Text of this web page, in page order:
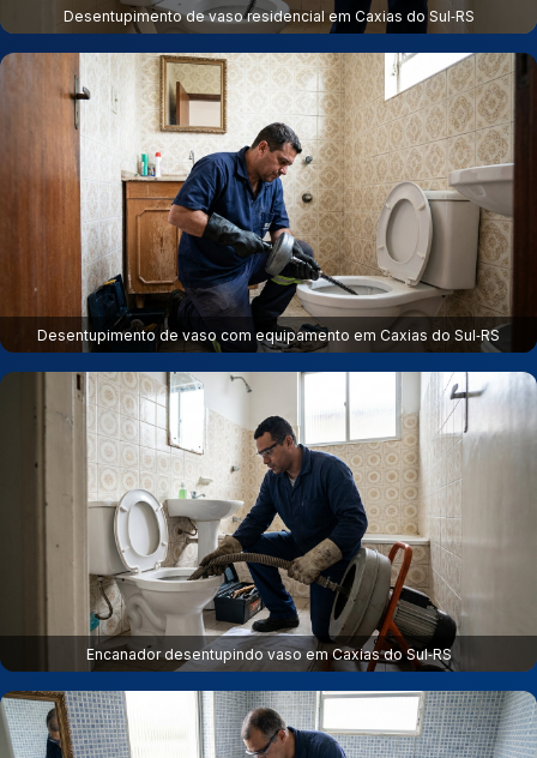
Desentupimento de vaso residencial em Caxias do Sul‑RS
Desentupimento de vaso com equipamento em Caxias do Sul‑RS
Encanador desentupindo vaso em Caxias do Sul‑RS